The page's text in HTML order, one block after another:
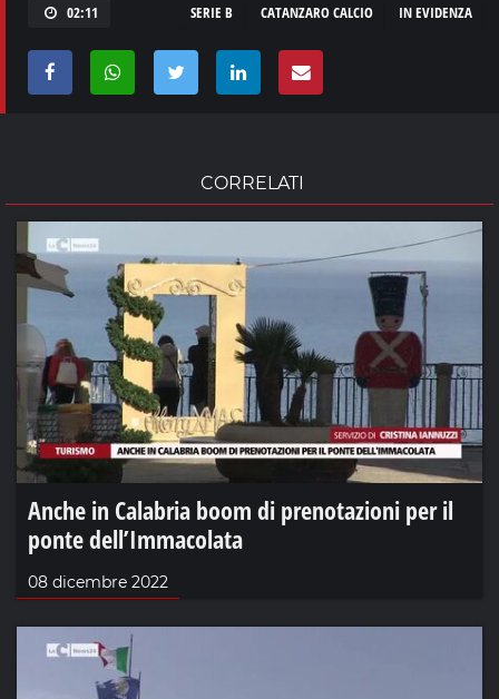
02:11 IN EVIDENZA
CATANZARO CALCIO
SERIE B
CORRELATI
Anche in Calabria boom di prenotazioni per il
ponte dell’Immacolata
08 dicembre 2022